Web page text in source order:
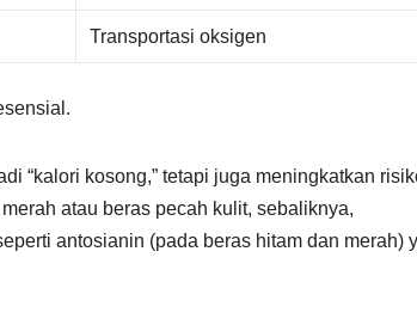
Transportasi oksigen
“kalori kosong,” tetapi juga meningkatkan
atau beras pecah kulit, sebaliknya,
antosianin (pada beras hitam dan merah)